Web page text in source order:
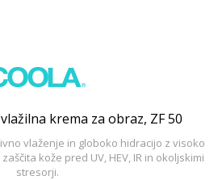
krema za obraz, ZF 50
vlaženje in globoko hidracijo z visoko
kože pred UV, HEV, IR in okoljskimi
stresorji.